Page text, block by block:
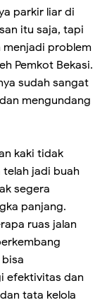
parkir liar di
itu saja, tapi
menjadi problem
Pemkot Bekasi.
sudah sangat
mengundang
kaki tidak
telah jadi buah
segera
panjang.
ruas jalan
efektivitas dan
tata kelola